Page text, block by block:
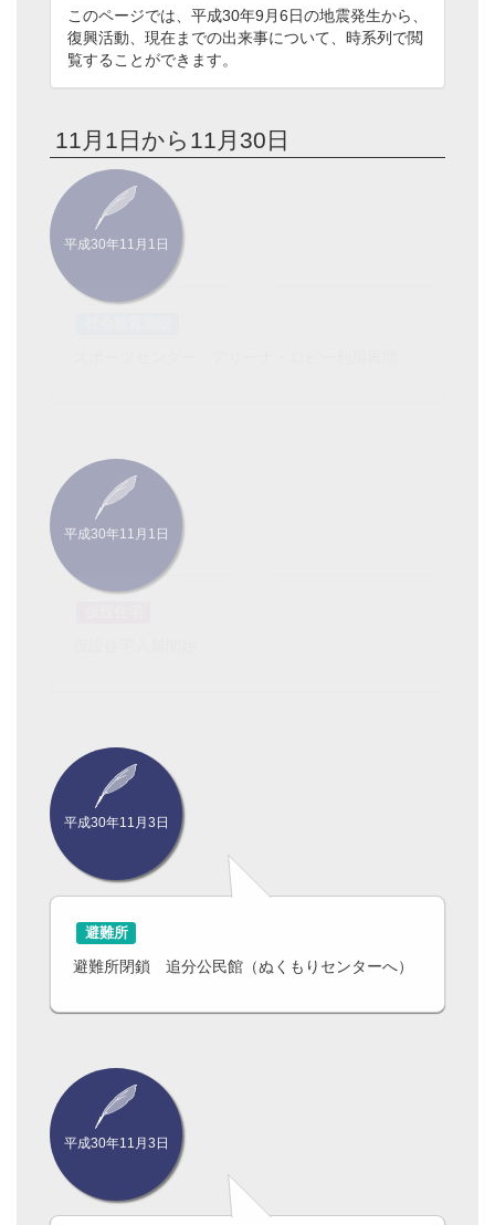
このページでは、平成30年9月6日の地震発生から、
復興活動、現在までの出来事について、時系列で閲
覧することができます。
11月1日から11月30日
平成30年11月1日
平成30年11月3日
避難所
平成30年11月3日